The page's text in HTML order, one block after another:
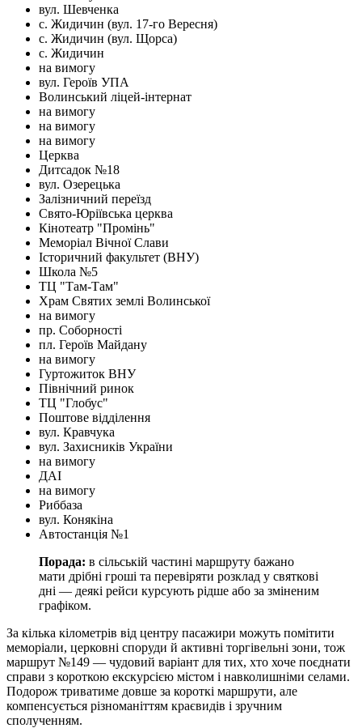
вул. Шевченка
с. Жидичин (вул. 17-го Вересня)
с. Жидичин (вул. Щорса)
с. Жидичин
на вимогу
вул. Героїв УПА
Волинський ліцей-інтернат
на вимогу
на вимогу
на вимогу
Церква
Дитсадок №18
вул. Озерецька
Залізничний переїзд
Свято-Юріївська церква
Кінотеатр "Промінь"
Меморіал Вічної Слави
Історичний факультет (ВНУ)
Школа №5
ТЦ "Там-Там"
Храм Святих землі Волинської
на вимогу
пр. Соборності
пл. Героїв Майдану
на вимогу
Гуртожиток ВНУ
Північний ринок
ТЦ "Глобус"
Поштове відділення
вул. Кравчука
вул. Захисникiв України
на вимогу
ДАІ
на вимогу
Риббаза
вул. Конякіна
Автостанція №1
Порада: в сільській частині маршруту бажано
мати дрібні гроші та перевіряти розклад у святкові
дні — деякі рейси курсують рідше або за зміненим
графіком.
За кілька кілометрів від центру пасажири можуть помітити
меморіали, церковні споруди й активні торгівельні зони, тож
маршрут №149 — чудовий варіант для тих, хто хоче поєднати
справи з короткою екскурсією містом і навколишніми селами.
Подорож триватиме довше за короткі маршрути, але
компенсується різноманіттям краєвидів і зручним
сполученням.